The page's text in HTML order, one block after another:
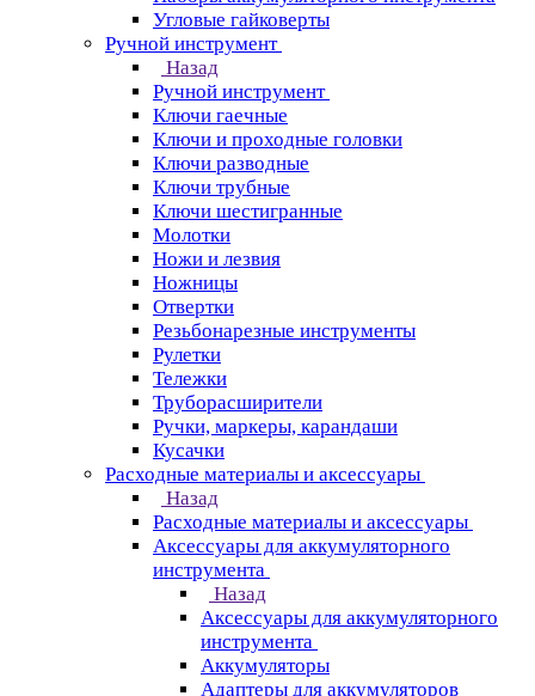
Угловые гайковерты
Ручной инструмент
Назад
Ручной инструмент
Ключи гаечные
Ключи и проходные головки
Ключи разводные
Ключи трубные
Ключи шестигранные
Молотки
Ножи и лезвия
Ножницы
Отвертки
Резьбонарезные инструменты
Рулетки
Тележки
Труборасширители
Ручки, маркеры, карандаши
Кусачки
Расходные материалы и аксессуары
Назад
Расходные материалы и аксессуары
Аксессуары для аккумуляторного
инструмента
Назад
Аксессуары для аккумуляторного
инструмента
Aккумуляторы
Адаптеры для аккумуляторов